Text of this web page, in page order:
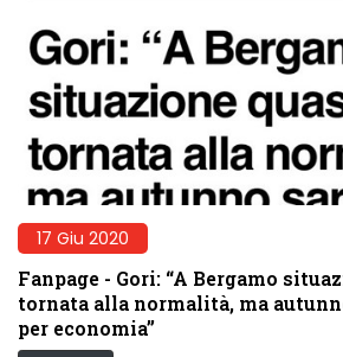
17 Giu 2020
Fanpage - Gori: “A Bergamo
tornata alla normalità, ma
per economia”